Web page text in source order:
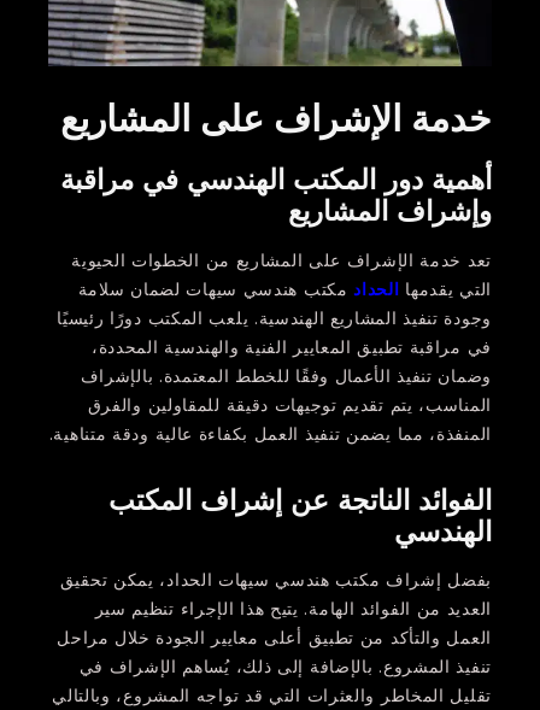
خدمة الإشراف على المشاريع
أهمية دور المكتب الهندسي في مراقبة
وإشراف المشاريع
تعد خدمة الإشراف على المشاريع من الخطوات الحيوية
التي يقدمها الحدادمكتب هندسي سيهات لضمان سلامة
وجودة تنفيذ المشاريع الهندسية. يلعب المكتب دورًا رئيسيًا
في مراقبة تطبيق المعايير الفنية والهندسية المحددة،
وضمان تنفيذ الأعمال وفقًا للخطط المعتمدة. بالإشراف
المناسب، يتم تقديم توجيهات دقيقة للمقاولين والفرق
المنفذة، مما يضمن تنفيذ العمل بكفاءة عالية ودقة متناهية.
الفوائد الناتجة عن إشراف المكتب
الهندسي
بفضل إشراف مكتب هندسي سيهات الحداد، يمكن تحقيق
العديد من الفوائد الهامة. يتيح هذا الإجراء تنظيم سير
العمل والتأكد من تطبيق أعلى معايير الجودة خلال مراحل
تنفيذ المشروع. بالإضافة إلى ذلك، يُساهم الإشراف في
تقليل المخاطر والعثرات التي قد تواجه المشروع، وبالتالي